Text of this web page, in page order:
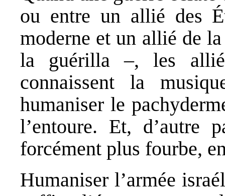
ou entre un allié des
moderne et un allié de
la guérilla –, les
connaissent la
humaniser le
l’entoure. Et, d’autre
forcément plus fourbe,
Humaniser l’armée